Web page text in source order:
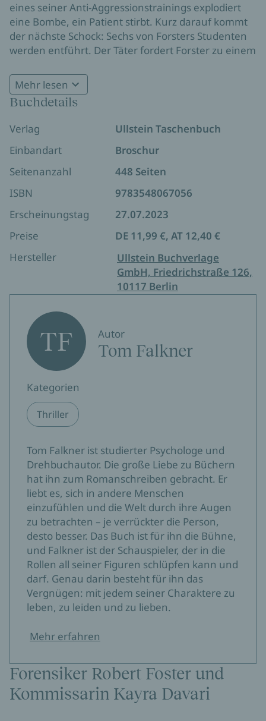
eines seiner Anti-Aggressionstrainings explodiert
eine Bombe, ein Patient stirbt. Kurz darauf kommt
der nächste Schock: Sechs von Forsters Studenten
werden entführt. Der Täter fordert Forster zu einem
droht, jeden Tag einen von ihnen brutal zu töten,
wenn Forster nicht mitmacht. Forster begreift, dass
nur er die Studenten retten kann – und dass der
Täter jemand sein muss, der ihn kennt.
Mehr lesen
Buchdetails
Verlag
Ullstein Taschenbuch
Einbandart
Broschur
Seitenanzahl
448 Seiten
ISBN
9783548067056
Erscheinungstag
27.07.2023
Preise
DE 11,99 €, AT 12,40 €
Hersteller
Ullstein Buchverlage
GmbH, Friedrichstraße 126,
10117 Berlin
TF Autor
Tom Falkner
Kategorien
Thriller
Tom Falkner ist studierter Psychologe und
Drehbuchautor. Die große Liebe zu Büchern
hat ihn zum Romanschreiben gebracht. Er
liebt es, sich in andere Menschen
einzufühlen und die Welt durch ihre Augen
zu betrachten – je verrückter die Person,
desto besser. Das Buch ist für ihn die Bühne,
und Falkner ist der Schauspieler, der in die
Rollen all seiner Figuren schlüpfen kann und
darf. Genau darin besteht für ihn das
Vergnügen: mit jedem seiner Charaktere zu
leben, zu leiden und zu lieben.
Mehr erfahren
Forensiker Robert Foster und
Kommissarin Kayra Davari